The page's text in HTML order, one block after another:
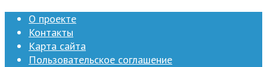
О проекте
Контакты
Карта сайта
Пользовательское соглашение